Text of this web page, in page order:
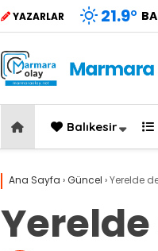
YAZARLAR 21.9°
Balıkesir
Ana Sayfa ›Güncel ›Yerelde